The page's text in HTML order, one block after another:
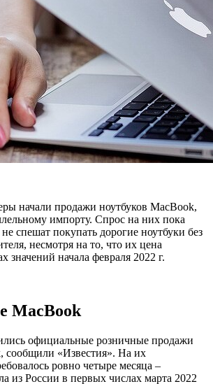
начали продажи ноутбуков MacBook,
импорту. Спрос на них пока
спешат покупать дорогие ноутбуки без
несмотря на то, что их цена
значений начала февраля 2022 г.
MacBook
официальные розничные продажи
сообщили «Известия». На их
ровно четыре месяца –
из России в первых числах марта 2022